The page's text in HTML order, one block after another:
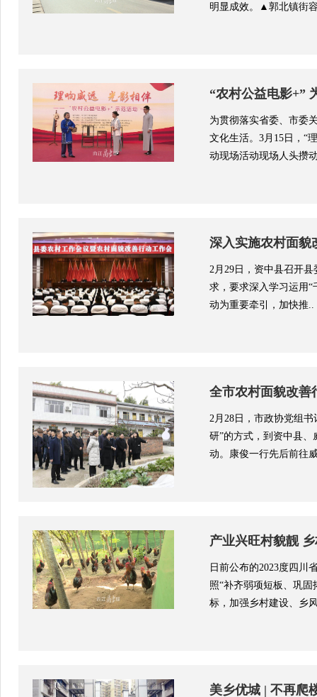
明显成效。▲郭北镇街
“农村公益电影+”
为贯彻落实省委、市委
文化生活。3月15日，“
动现场活动现场人头攒
深入实施农村面貌
2月29日，资中县召开
求，要求深入学习运用“
动为重要牵引，加快推..
全市农村面貌改善
2月28日，市政协党组
研”的方式，到资中县
动。康俊一行先后前往
产业兴旺村貌靓
日前公布的2023度四川
照“补齐弱项短板、巩
标，加强乡村建设、乡
美乡优城 | 不再爬